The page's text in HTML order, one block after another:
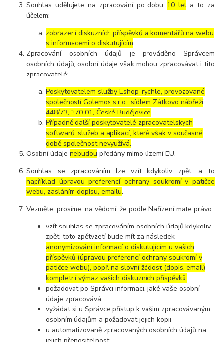
Souhlas udělujete na zpracování po dobu 10 leta to za
účelem:
zobrazení diskuzních příspěvků a komentářů na webu
s informacemi o diskutujícím
Zpracování osobních údajů je prováděno Správcem
osobních údajů, osobní údaje však mohou zpracovávat i tito
zpracovatelé:
Poskytovatelem služby Eshop-rychle, provozované
společností Golemos s.r.o., sídlem Zátkovo nábřeží
448/73, 370 01, České Budějovice
Případně další poskytovatelé zpracovatelských
softwarů, služeb a aplikací, které však v současné
době společnost nevyužívá.
Osobní údajenebudou předány mimo území EU.
Souhlas se zpracováním lze vzít kdykoliv zpět, a to
například úpravou preferencí ochrany soukromí v patičce
webu, zasláním dopisu, emailu.
Vezměte, prosíme, na vědomí, že podle Nařízení máte právo:
vzít souhlas se zpracováním osobních údajů kdykoliv
zpět, toto zpětvzetí bude mít za následek
anonymizování informací o diskutujícím u vašich
příspěvků (úpravou preferencí ochrany soukromí v
patičce webu), popř. na slovní žádost (dopis, email)
kompletní výmaz vašich diskuzních příspěvků.
požadovat po Správci informaci, jaké vaše osobní
údaje zpracovává
vyžádat si u Správce přístup k vašim zpracovávaným
osobním údajům a požadovat jejich kopii
u automatizovaně zpracovaných osobních údajů na